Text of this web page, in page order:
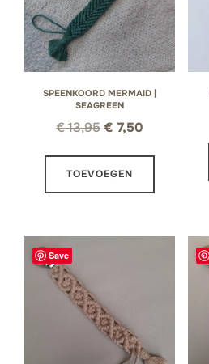
SPEENKOORD MERMAID |
SEAGREEN
€13,95Oorspronkelijke
was:
€ 13,95.
€ 7,50
€ 7,50.
TOEVOEGEN
Save